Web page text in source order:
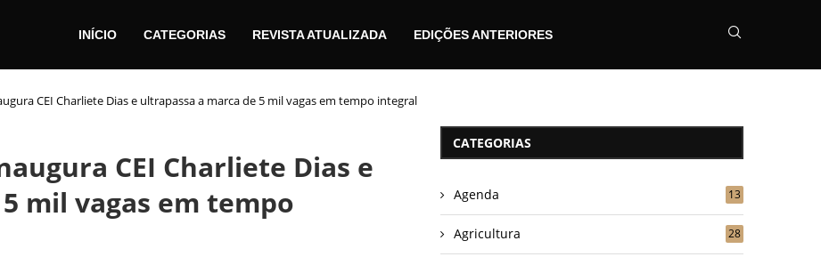
INÍCIO CATEGORIAS REVISTA ATUALIZADA EDIÇÕES ANTERIORES
CEI Charliete Dias e ultrapassa a marca de 5 mil vagas em tempo integral
CEI Charliete Dias e
mil vagas em tempo
CATEGORIAS
Agenda 13
Agricultura 28